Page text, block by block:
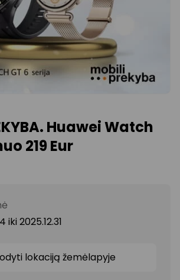
Huawei Watch
219 Eur
iki 2025.12.31
lokaciją žemėlapyje